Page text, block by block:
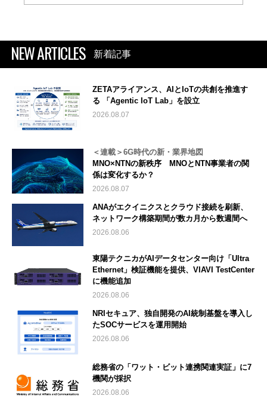
NEW ARTICLES 新着記事
ZETAアライアンス、AIとIoTの共創を推進す
る 「Agentic IoT Lab」を設立
2026.08.07
＜連載＞6G時代の新・業界地図
MNO×NTNの新秩序 MNOとNTN事業者の関
係は変化するか？
2026.08.07
ANAがエクイニクスとクラウド接続を刷新、
ネットワーク構築期間が数カ月から数週間へ
2026.08.06
東陽テクニカがAIデータセンター向け「Ultra
Ethernet」検証機能を提供、VIAVI TestCenter
に機能追加
2026.08.06
NRIセキュア、独自開発のAI統制基盤を導入し
たSOCサービスを運用開始
2026.08.06
総務省の「ワット・ビット連携関連実証」に7
機関が採択
2026.08.06